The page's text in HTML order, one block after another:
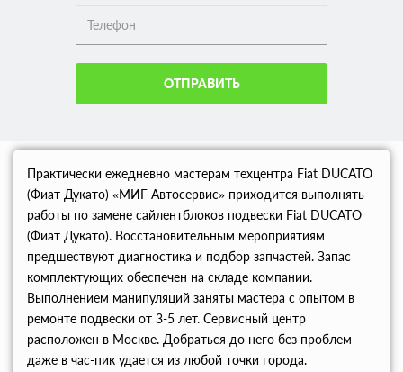
ОТПРАВИТЬ
Практически ежедневно мастерам техцентра Fiat DUCATO
(Фиат Дукато) «МИГ Автосервис» приходится выполнять
работы по замене сайлентблоков подвески Fiat DUCATO
(Фиат Дукато). Восстановительным мероприятиям
предшествуют диагностика и подбор запчастей. Запас
комплектующих обеспечен на складе компании.
Выполнением манипуляций заняты мастера с опытом в
ремонте подвески от 3-5 лет. Сервисный центр
расположен в Москве. Добраться до него без проблем
даже в час-пик удается из любой точки города.